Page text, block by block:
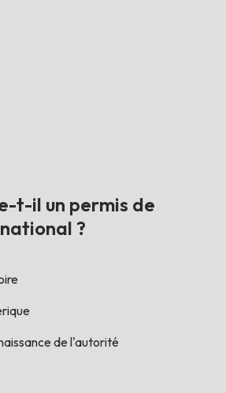
t-il un permis de
?
de l'autorité